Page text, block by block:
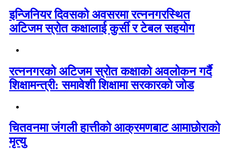
इन्जिनियर दिवसको अवसरमा रत्ननगरस्थित
अटिजम स्रोत कक्षालाई कुर्सी र टेबल सहयोग
रत्ननगरको अटिजम स्रोत कक्षाको अवलोकन गर्दै
शिक्षामन्त्री: समावेशी शिक्षामा सरकारको जोड
चितवनमा जंगली हात्तीको आक्रमणबाट आमाछोराको
मृत्यु